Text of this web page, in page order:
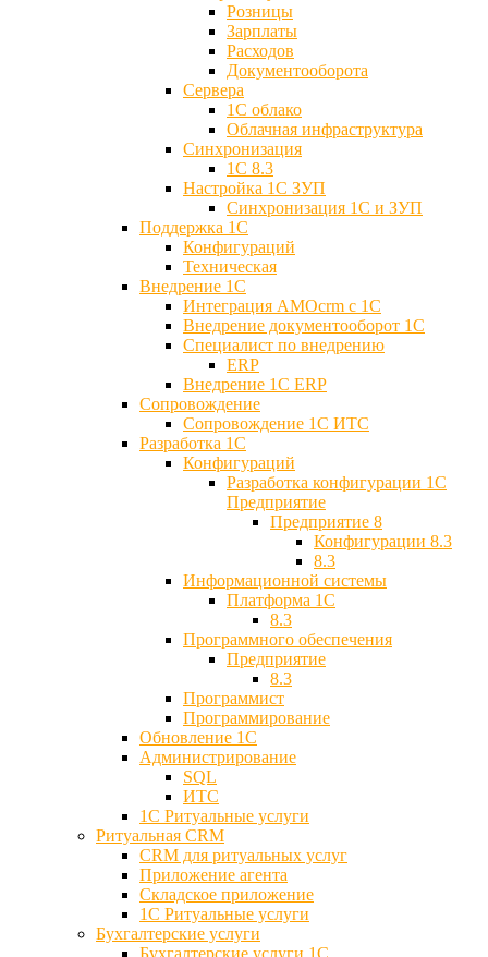
Розницы
Зарплаты
Расходов
Документооборота
Сервера
1С облако
Облачная инфраструктура
Синхронизация
1С 8.3
Настройка 1С ЗУП
Синхронизация 1С и ЗУП
Поддержка 1С
Конфигураций
Техническая
Внедрение 1С
Интеграция AMOcrm с 1C
Внедрение документооборот 1С
Специалист по внедрению
ERP
Внедрение 1С ERP
Cопровождение
Cопровождение 1С ИТС
Разработка 1C
Конфигураций
Разработка конфигурации 1С
Предприятие
Предприятие 8
Конфигурации 8.3
8.3
Информационной системы
Платформа 1С
8.3
Программного обеспечения
Предприятие
8.3
Программист
Программирование
Обновление 1С
Администрирование
SQL
ИТС
1С Ритуальные услуги
Ритуальная CRM
CRM для ритуальных услуг
Приложение агента
Складское приложение
1С Ритуальные услуги
Бухгалтерские услуги
Бухгалтерские услуги 1С